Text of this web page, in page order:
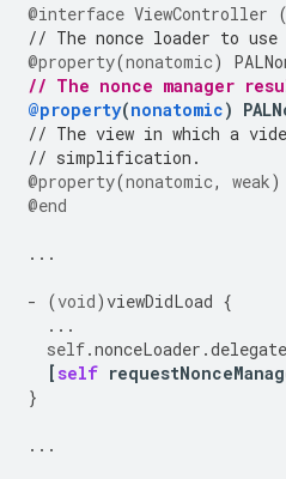
@interface ViewController
// The nonce loader to use
@property(nonatomic)
// The nonce manager
@property(nonatomic)
// The view in which a
// simplification.
@property(nonatomic, weak)
@end
...
- (void)viewDidLoad {
...
self.nonceLoader .delegate
[ self
}
...